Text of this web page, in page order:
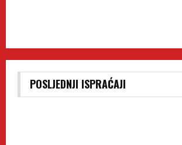
POSLJEDNJI ISPRAĆAJI